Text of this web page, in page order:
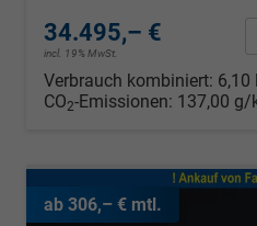
34.495,– €
incl. 19% MwSt.
Verbrauch kombiniert: 6,10
CO2-Emissionen: 137,00 g/
ab 306,– € mtl.